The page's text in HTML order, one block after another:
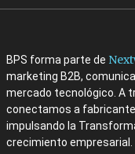
BPS forma parte de
marketing B2B,
mercado tecnológico. A
conectamos a
impulsando la
crecimiento empresarial.